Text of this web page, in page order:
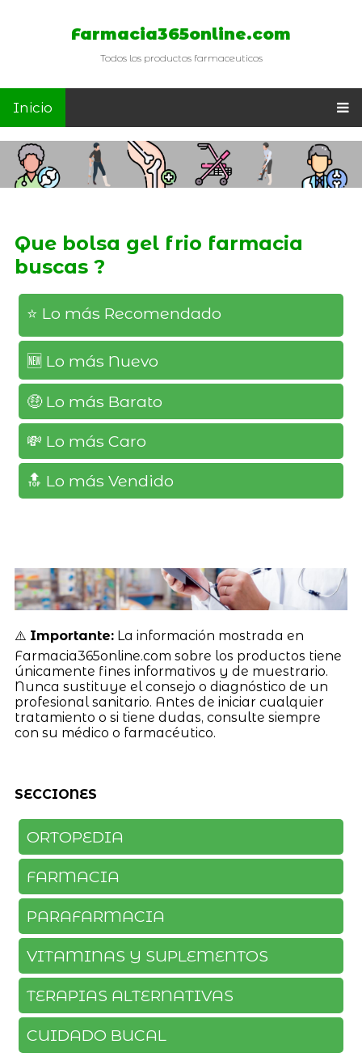
Farmacia365online.com
Todos los productos farmaceuticos
Inicio
Que bolsa gel frio farmacia
buscas ?
⭐️ Lo más Recomendado
🆕️ Lo más Nuevo
🤑 Lo más Barato
💸 Lo más Caro
🔝 Lo más Vendido
⚠️ Importante:La información mostrada en
Farmacia365online.com sobre los productos tiene
únicamente fines informativos y de muestrario.
Nunca sustituye el consejo o diagnóstico de un
profesional sanitario. Antes de iniciar cualquier
tratamiento o si tiene dudas, consulte siempre
con su médico o farmacéutico.
SECCIONES
ORTOPEDIA
FARMACIA
PARAFARMACIA
VITAMINAS Y SUPLEMENTOS
TERAPIAS ALTERNATIVAS
CUIDADO BUCAL